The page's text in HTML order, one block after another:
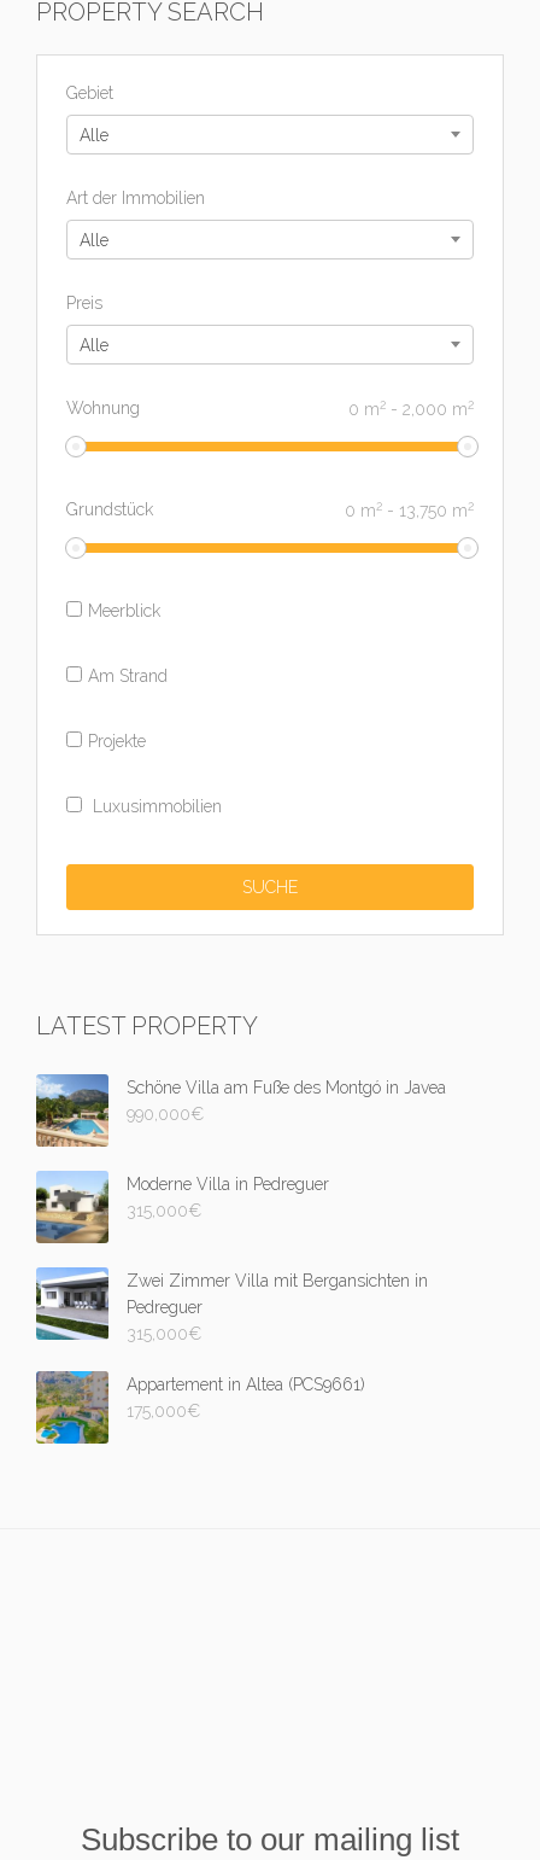
PROPERTY SEARCH
Gebiet
Alle
Art der Immobilien
Alle
Preis
Alle
Wohnung 0 m2 - 2,000 m2
Grundstück 0 m2 - 13,750 m2
Meerblick
Am Strand
Projekte
Luxusimmobilien
LATEST PROPERTY
Schöne Villa am Fuße des Montgó in Javea
990,000€
Moderne Villa in Pedreguer
315,000€
Zwei Zimmer Villa mit Bergansichten in
Pedreguer
315,000€
Appartement in Altea (PCS9661)
175,000€
Subscribe to our mailing list